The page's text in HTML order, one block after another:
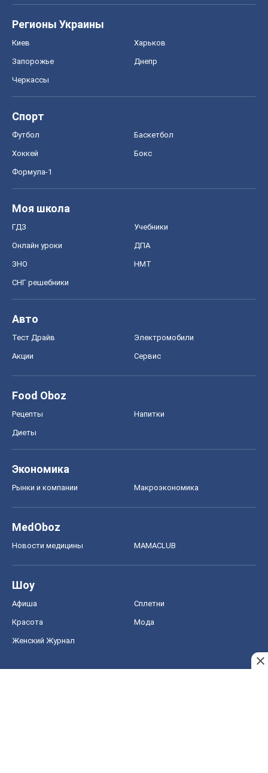
Регионы Украины
Киев Харьков
Запорожье Днепр
Черкассы
Спорт
Футбол Баскетбол
Хоккей Бокс
Формула-1
Моя школа
ГДЗ Учебники
Онлайн уроки ДПА
ЗНО НМТ
СНГ решебники
Авто
Тест Драйв Электромобили
Акции Сервис
Food Oboz
Рецепты Напитки
Диеты
Экономика
Рынки и компании Mакроэкономика
MedOboz
Новости медицины MAMACLUB
Шоу
Афиша Сплетни
Красота Мода
Женский Журнал